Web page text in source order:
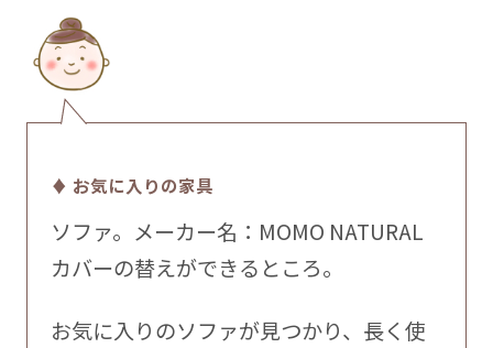
♦ お気に入りの家具
ソファ。メーカー名：MOMO NATURAL
カバーの替えができるところ。
お気に入りのソファが見つかり、長く使